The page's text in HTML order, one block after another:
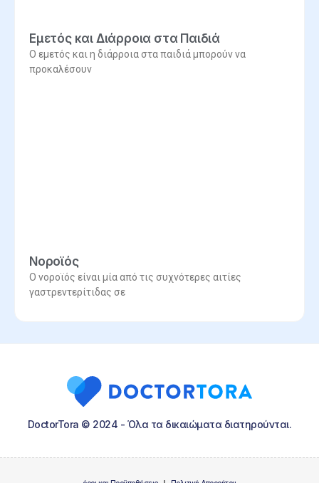
Εμετός και Διάρροια στα Παιδιά
Ο εμετός και η διάρροια στα παιδιά μπορούν να
προκαλέσουν
Νοροϊός
Ο νοροϊός είναι μία από τις συχνότερες αιτίες
γαστρεντερίτιδας σε
DoctorTora © 2024 - Όλα τα δικαιώματα διατηρούνται.